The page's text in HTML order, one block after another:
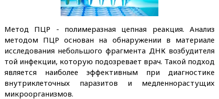
Метод ПЦР - полимеразная цепная реакция. Анализ
методом ПЦР основан на обнаружении в материале
исследования небольшого фрагмента ДНК возбудителя
той инфекции, которую подозревает врач. Такой подход
является наиболее эффективным при диагностике
внутриклеточных паразитов и медленнорастущих
микроорганизмов.